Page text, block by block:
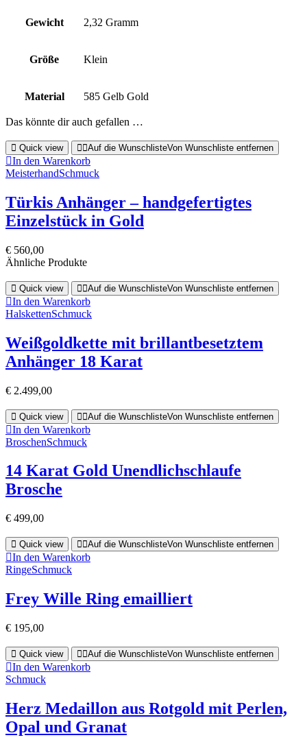
Gewicht 2,32 Gramm
Größe Klein
Material 585 Gelb Gold
Das könnte dir auch gefallen …
Quick view Auf die WunschlisteVon Wunschliste entfernen
In den Warenkorb
MeisterhandSchmuck
Türkis Anhänger – handgefertigtes
Einzelstück in Gold
€ 560,00
Ähnliche Produkte
Quick view Auf die WunschlisteVon Wunschliste entfernen
In den Warenkorb
HalskettenSchmuck
Weißgoldkette mit brillantbesetztem
Anhänger 18 Karat
€ 2.499,00
Quick view Auf die WunschlisteVon Wunschliste entfernen
In den Warenkorb
BroschenSchmuck
14 Karat Gold Unendlichschlaufe
Brosche
€ 499,00
Quick view Auf die WunschlisteVon Wunschliste entfernen
In den Warenkorb
RingeSchmuck
Frey Wille Ring emailliert
€ 195,00
Quick view Auf die WunschlisteVon Wunschliste entfernen
In den Warenkorb
Schmuck
Herz Medaillon aus Rotgold mit Perlen,
Opal und Granat